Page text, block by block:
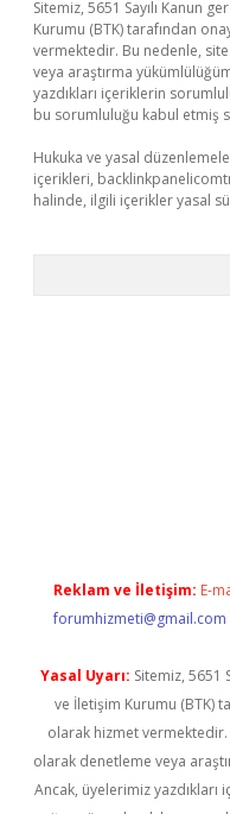
Sitemiz, 5651 Sayılı Kanun
Kurumu (BTK) tarafından
vermektedir. Bu nedenle,
veya araştırma
yazdıkları içeriklerin
bu sorumluluğu kabul etmiş
Hukuka ve yasal
içerikleri,
halinde, ilgili içerikler yasal
Reklam ve İletişim: E-
forumhizmeti@gmail.com
Yasal Uyarı: Sitemiz, 5651
ve İletişim Kurumu (BTK)
olarak hizmet
olarak denetleme veya
Ancak, üyelerimiz